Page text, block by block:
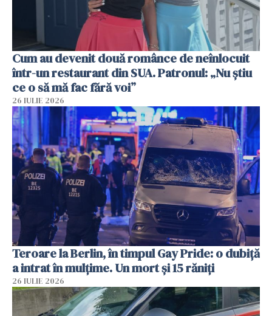
Cum au devenit două românce de neînlocuit
într-un restaurant din SUA. Patronul: „Nu știu
ce o să mă fac fără voi”
26 IULIE 2026
Teroare la Berlin, în timpul Gay Pride: o dubiță
a intrat în mulțime. Un mort și 15 răniți
26 IULIE 2026